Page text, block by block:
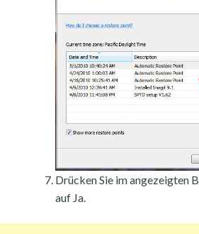
Drücken Sie im angezeigten
auf Ja.